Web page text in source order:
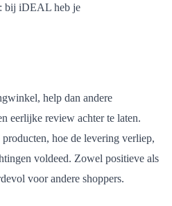
bij iDEAL heb je
help dan andere
eerlijke review achter te laten.
hoe de levering verliep,
voldeed. Zowel positieve als
voor andere shoppers.